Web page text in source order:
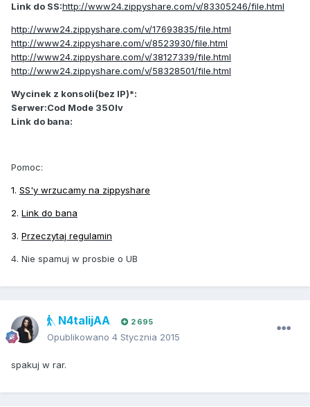
Link do SS:http://www24.zippyshare.com/v/83305246/file.html
http://www24.zippyshare.com/v/17693835/file.html
http://www24.zippyshare.com/v/8523930/file.html
http://www24.zippyshare.com/v/38127339/file.html
http://www24.zippyshare.com/v/58328501/file.html
Wycinek z konsoli(bez IP)*:
Serwer:Cod Mode 350lv
Link do bana:
Pomoc:
1. SS'y wrzucamy na zippyshare
2. Link do bana
3. Przeczytaj regulamin
4. Nie spamuj w prosbie o UB
N4talijAA 2 695
Opublikowano 4 Stycznia 2015
spakuj w rar.